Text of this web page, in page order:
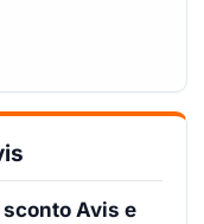
Avis e